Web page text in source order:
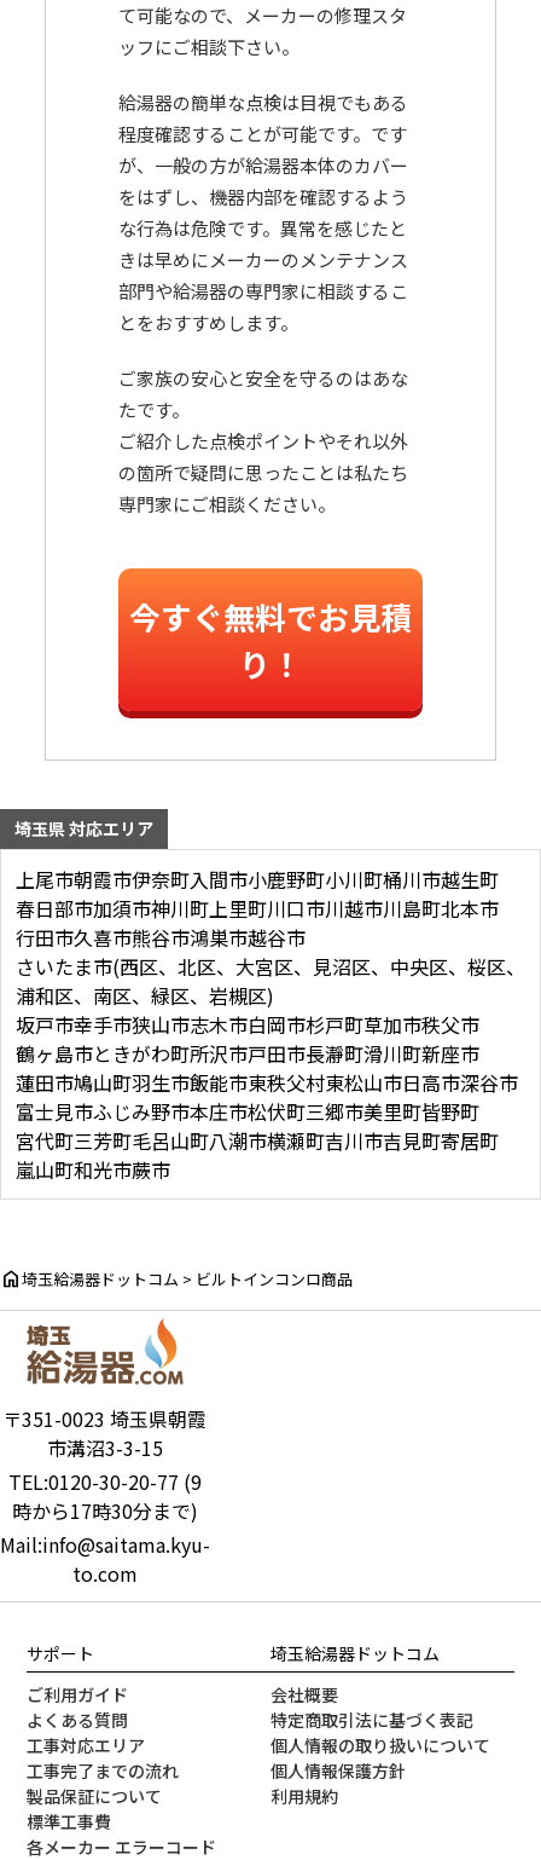
て可能なので、メーカーの修理スタ
ッフにご相談下さい。
給湯器の簡単な点検は目視でもある
程度確認することが可能です。です
が、一般の方が給湯器本体のカバー
をはずし、機器内部を確認するよう
な行為は危険です。異常を感じたと
きは早めにメーカーのメンテナンス
部門や給湯器の専門家に相談するこ
とをおすすめします。
ご家族の安心と安全を守るのはあな
たです。
ご紹介した点検ポイントやそれ以外
の箇所で疑問に思ったことは私たち
専門家にご相談ください。
今すぐ無料でお見積
り！
埼玉県 対応エリア
上尾市朝霞市伊奈町入間市小鹿野町小川町桶川市越生町
春日部市加須市神川町 上里町川口市川越市川島町北本市
行田市久喜市熊谷市鴻巣市越谷市
さいたま市(西区、北区、大宮区、見沼区、中央区、桜区、
浦和区、南区、緑区、岩槻区)
坂戸市幸手市狭山市志木市白岡市杉戸町草加市秩父市
鶴ヶ島市ときがわ町所沢市戸田市長瀞町滑川町新座市
蓮田市鳩山町羽生市飯能市東秩父村東松山市日高市深谷市
富士見市ふじみ野市本庄市松伏町三郷市美里町皆野町
宮代町三芳町毛呂山町八潮市横瀬町吉川市吉見町寄居町
嵐山町和光市蕨市
home埼玉給湯器ドットコム > ビルトインコンロ商品
〒351-0023 埼玉県朝霞
市溝沼3-3-15
TEL:0120-30-20-77 (9
時から17時30分まで)
Mail:info@saitama.kyu-
to.com
サポート
ご利用ガイド
よくある質問
工事対応エリア
工事完了までの流れ
製品保証について
標準工事費
各メーカー エラーコード
埼玉給湯器ドットコム
会社概要
特定商取引法に基づく表記
個人情報の取り扱いについて
個人情報保護方針
利用規約